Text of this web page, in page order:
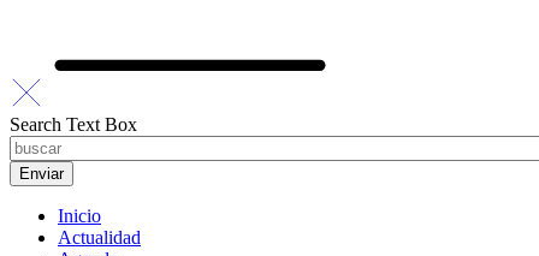
Search Text Box
Inicio
Actualidad